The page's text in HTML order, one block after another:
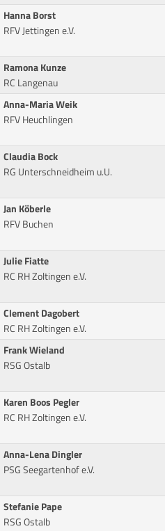
Hanna Borst
RFV Jettingen e.V.
Ramona Kunze
RC Langenau
Anna-Maria Weik
RFV Heuchlingen
Claudia Bock
RG Unterschneidheim u.U.
Jan Köberle
RFV Buchen
Julie Fiatte
RC RH Zoltingen e.V.
Clement Dagobert
RC RH Zoltingen e.V.
Frank Wieland
RSG Ostalb
Karen Boos Pegler
RC RH Zoltingen e.V.
Anna-Lena Dingler
PSG Seegartenhof e.V.
Stefanie Pape
RSG Ostalb